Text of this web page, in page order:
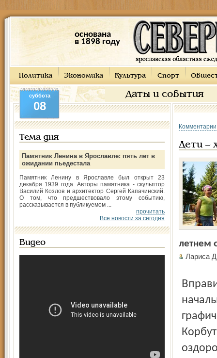
основана
в 1898 году
Политика Экономика Культура Спорт
Даты и события
суббота
08
Тема дня
Памятник Ленина в Ярославле: пять лет в
ожидании пьедестала
Памятник Ленину в Ярославле был открыт 23
декабря 1939 года. Авторы памятника - скульптор
Василий Козлов и архитектор Сергей Капачинский.
О том, что предшествовало этому событию,
рассказывается в публикуемом ...
прочитать
Все новости за сегодня
Видео
Дети –
летнем
Вправительстве области это тоже понимают. Заместитель